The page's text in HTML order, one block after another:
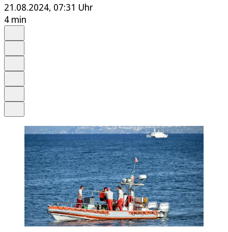
21.08.2024, 07:31 Uhr
4 min